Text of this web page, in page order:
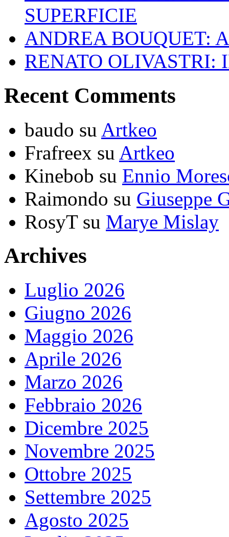
SUPERFICIE
ANDREA BOUQUET:
RENATO OLIVASTRI:
Recent Comments
baudo su Artkeo
Frafreex su Artkeo
Kinebob su Ennio
Raimondo su Giuseppe
RosyTsu Marye Mislay
Archives
Luglio 2026
Giugno 2026
Maggio 2026
Aprile 2026
Marzo 2026
Febbraio 2026
Dicembre 2025
Novembre 2025
Ottobre 2025
Settembre 2025
Agosto 2025